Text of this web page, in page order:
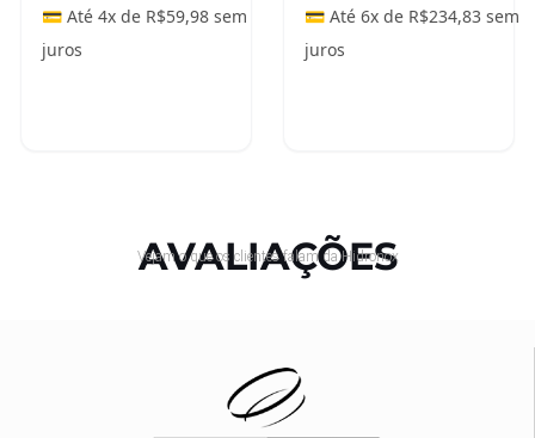
💳 Até 4x de R$59,98 sem
juros
💳 Até 6x de R$234,83 sem
juros
AVALIAÇÕES
Vejam o que os clientes falam da Hidronox